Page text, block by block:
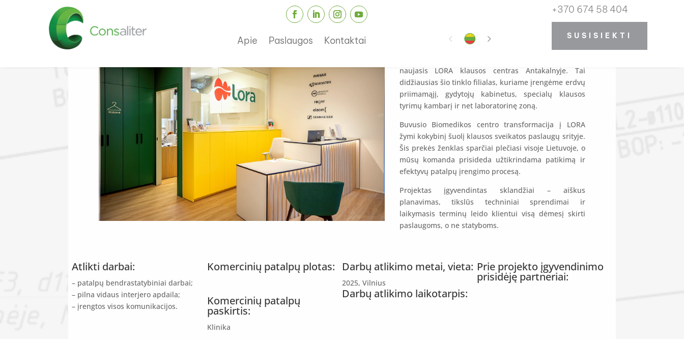
Apie Paslaugos Kontaktai
+370 674 58 404
SUSISIEKTI
Lora Klausos centras Vilniuje
naujasis LORA klausos centras Antakalnyje. Tai
didžiausias šio tinklo filialas, kuriame įrengėme erdvų
priimamąjį, gydytojų kabinetus, specialų klausos
tyrimų kambarį ir net laboratorinę zoną.
Buvusio Biomedikos centro transformacija į LORA
žymi kokybinį šuolį klausos sveikatos paslaugų srityje.
Šis prekės ženklas sparčiai plečiasi visoje Lietuvoje, o
mūsų komanda prisideda užtikrindama patikimą ir
efektyvų patalpų įrengimo procesą.
Projektas įgyvendintas sklandžiai – aiškus
planavimas, tikslūs techniniai sprendimai ir
laikymasis terminų leido klientui visą dėmesį skirti
paslaugoms, o ne statyboms.
Atlikti darbai:
– patalpų bendrastatybiniai darbai;
– pilna vidaus interjero apdaila;
– įrengtos visos komunikacijos.
Komercinių patalpų plotas:
Komercinių patalpų
paskirtis:
Klinika
Darbų atlikimo metai, vieta:
2025, Vilnius
Darbų atlikimo laikotarpis:
Prie projekto įgyvendinimo
prisidėję partneriai: